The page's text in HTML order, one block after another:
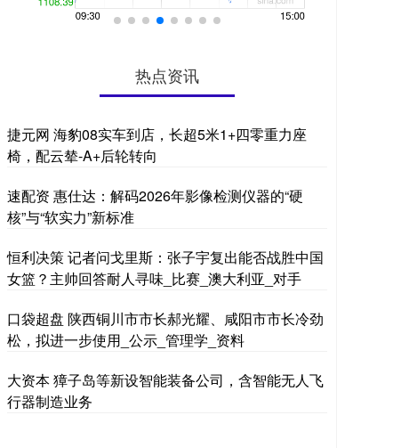
热点资讯
捷元网 海豹08实车到店，长超5米1+四零重力座
椅，配云辇-A+后轮转向
速配资 惠仕达：解码2026年影像检测仪器的“硬
核”与“软实力”新标准
恒利决策 记者问戈里斯：张子宇复出能否战胜中国
女篮？主帅回答耐人寻味_比赛_澳大利亚_对手
口袋超盘 陕西铜川市市长郝光耀、咸阳市市长冷劲
松，拟进一步使用_公示_管理学_资料
大资本 獐子岛等新设智能装备公司，含智能无人飞
行器制造业务